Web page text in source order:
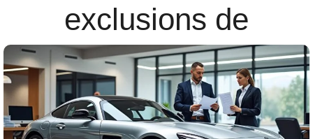
exclusions de
garantie